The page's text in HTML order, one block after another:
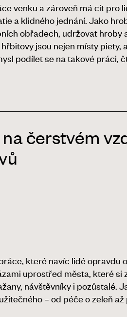
venku a zároveň má cit pro
a klidného jednání. Jako
obřadech, udržovat
jsou nejen místy piety,
podílet se na takové práci,
čerstvém
které navíc lidé opravdu
uprostřed města, které
návštěvníky i pozůstalé.
– od péče o zeleň